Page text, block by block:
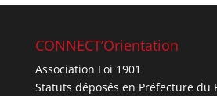
CONNECT’Orientation
Association Loi 1901
Statuts déposés en Préfecture du